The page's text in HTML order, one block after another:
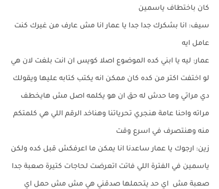
كان باختطاف ياسمين
سيف: انا بشكرك جدا جدا يا عمار انا مش عارف من غيرك كنت
عامل ايه
عمار: ليه يا ابني كده الموضوع اصلا كويس ان انت بلغت لان هي
لو اختفت اكتر من كده كان ممكن انه يكتب كتابه عليها ويقولك
دي مراتي وما حدش له حق ان هو يكلمه اصل مش هايخطف
مراته واحنا عامة هنجري تحرياتنا وهناخد الرقم اللي هي كلمتكم
منه وهنتصرف في اسرع وقت
زين: ارجوك يا عمار ساعدنا انا يمكن ما اعرفكش قبل كده ولكن
ياسمين في الفترة اللي فاتت اتعرضت لحاجات كتيرة صعبة جدا
صعبة مش اي حد يتحملها صدقني هي مش مش حمل اي